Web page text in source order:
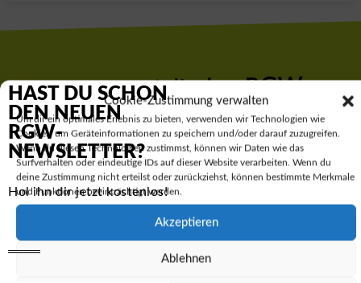
Cookie-Zustimmung verwalten
Um dir ein optimales Erlebnis zu bieten, verwenden wir Technologien wie
Cookies, um Geräteinformationen zu speichern und/oder darauf zuzugreifen.
Wenn du diesen Technologien zustimmst, können wir Daten wie das
Surfverhalten oder eindeutige IDs auf dieser Website verarbeiten. Wenn du
deine Zustimmung nicht erteilst oder zurückziehst, können bestimmte Merkmale
und Funktionen beeinträchtigt werden.
Akzeptieren
Ablehnen
Hol dir den RGW-
Newsletter:
Abonnieren
HAST DU SCHON
DEN NEUEN
RGW-
NEWSLETTER?
Hol ihn dir jetzt kostenlos!